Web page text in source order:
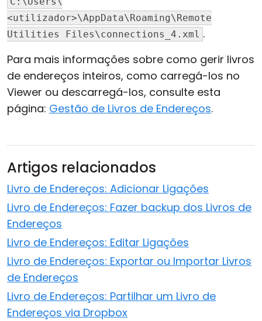
<utilizador>\AppData\Roaming\Remote
Utilities Files\connections_4.xml .
Para mais informações sobre como gerir livros
de endereços inteiros, como carregá-los no
Viewer ou descarregá-los, consulte esta
página: Gestão de Livros de Endereços.
Artigos relacionados
Livro de Endereços: Adicionar Ligações
Livro de Endereços: Fazer backup dos Livros de
Endereços
Livro de Endereços: Editar Ligações
Livro de Endereços: Exportar ou Importar Livros
de Endereços
Livro de Endereços: Partilhar um Livro de
Endereços via Dropbox